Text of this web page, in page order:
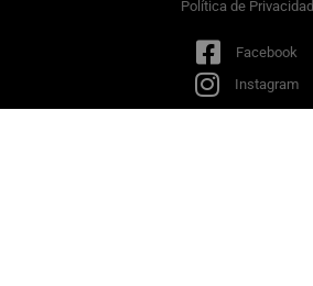
Política de Privacidad
Facebook
Instagram